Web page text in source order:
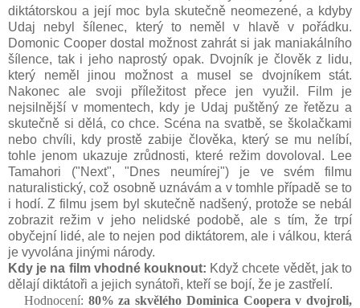
diktátorskou a její moc byla skutečně neomezené, a kdyby
Udaj nebyl šílenec, který to neměl v hlavě v pořádku.
Domonic Cooper dostal možnost zahrát si jak maniakálního
šílence, tak i jeho naprostý opak. Dvojník je člověk z lidu,
který neměl jinou možnost a musel se dvojníkem stát.
Nakonec ale svoji příležitost přece jen využil. Film je
nejsilnější v momentech, kdy je Udaj puštěný ze řetězu a
skutečně si dělá, co chce. Scéna na svatbě, se školačkami
nebo chvíli, kdy prostě zabije člověka, který se mu nelíbí,
tohle jenom ukazuje zrůdnosti, které režim dovoloval. Lee
Tamahori ("Next", "Dnes neumírej") je ve svém filmu
naturalistický, což osobně uznávám a v tomhle případě se to
i hodí. Z filmu jsem byl skutečně nadšený, protože se nebál
zobrazit režim v jeho nelidské podobě, ale s tím, že trpí
obyčejní lidé, ale to nejen pod diktátorem, ale i válkou, která
je vyvolána jinými národy.
Kdy je na film vhodné kouknout: Když chcete vědět, jak to
dělají diktátoři a jejich synátoři, kteří se bojí, že je zastřelí.
Hodnocení: 80% za skvělého Dominica Coopera v dvojroli,